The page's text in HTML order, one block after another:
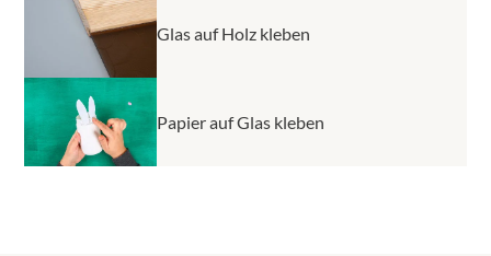
Glas auf Holz kleben
Papier auf Glas kleben